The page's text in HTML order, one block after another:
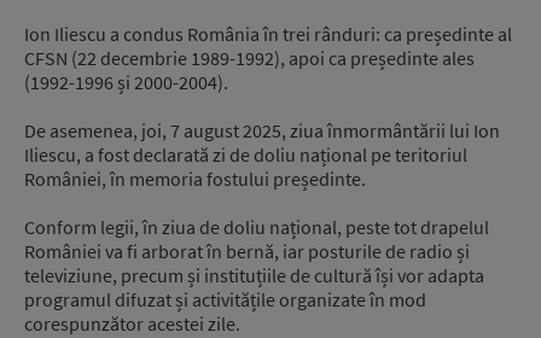
Ion Iliescu a condus România în trei rânduri: ca președinte al
CFSN (22 decembrie 1989-1992), apoi ca președinte ales
(1992-1996 și 2000-2004).
De asemenea, joi, 7 august 2025, ziua înmormântării lui Ion
Iliescu, a fost declarată zi de doliu național pe teritoriul
României, în memoria fostului președinte.
Conform legii, în ziua de doliu național, peste tot drapelul
României va fi arborat în bernă, iar posturile de radio și
televiziune, precum și instituțiile de cultură își vor adapta
programul difuzat și activitățile organizate în mod
corespunzător acestei zile.